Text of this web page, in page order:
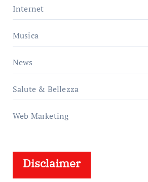
Internet
Musica
News
Salute & Bellezza
Web Marketing
Disclaimer